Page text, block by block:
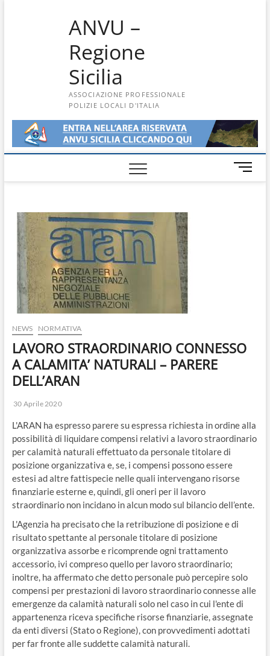
ANVU –
Regione
Sicilia
ASSOCIAZIONE PROFESSIONALE
POLIZIE LOCALI D'ITALIA
M
e
NEWS NORMATIVA
LAVORO STRAORDINARIO CONNESSO
A CALAMITA’ NATURALI – PARERE
DELL’ARAN
30 Aprile 2020
L'ARAN ha espresso parere su espressa richiesta in ordine alla
possibilità di liquidare compensi relativi a lavoro straordinario
per calamità naturali effettuato da personale titolare di
posizione organizzativa e, se, i compensi possono essere
estesi ad altre fattispecie nelle quali intervengano risorse
finanziarie esterne e, quindi, gli oneri per il lavoro
straordinario non incidano in alcun modo sul bilancio dell’ente.
L'Agenzia ha precisato che la retribuzione di posizione e di
risultato spettante al personale titolare di posizione
organizzativa assorbe e ricomprende ogni trattamento
accessorio, ivi compreso quello per lavoro straordinario;
inoltre, ha affermato che detto personale può percepire solo
compensi per prestazioni di lavoro straordinario connesse alle
emergenze da calamità naturali solo nel caso in cui l'ente di
appartenenza riceva specifiche risorse finanziarie, assegnate
da enti diversi (Stato o Regione), con provvedimenti adottati
per far fronte alle suddette calamità naturali.